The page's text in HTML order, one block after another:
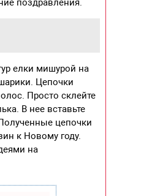
поздравления.
елки мишурой на
Цепочки
Просто склейте
В нее вставьте
цепочки
к Новому году.
на